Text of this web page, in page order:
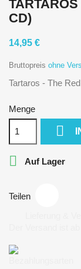
CD)
14,95 €
Bruttopreis ohne
Tartaros - The
Menge

 Auf Lager
Teilen